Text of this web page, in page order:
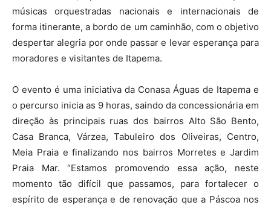
músicas orquestradas nacionais e internacionais de
forma itinerante, a bordo de um caminhão, com o objetivo
despertar alegria por onde passar e levar esperança para
moradores e visitantes de Itapema.
O evento é uma iniciativa da Conasa Águas de Itapema e
o percurso inicia as 9 horas, saindo da concessionária em
direção às principais ruas dos bairros Alto São Bento,
Casa Branca, Várzea, Tabuleiro dos Oliveiras, Centro,
Meia Praia e finalizando nos bairros Morretes e Jardim
Praia Mar. “Estamos promovendo essa ação, neste
momento tão difícil que passamos, para fortalecer o
espírito de esperança e de renovação que a Páscoa nos